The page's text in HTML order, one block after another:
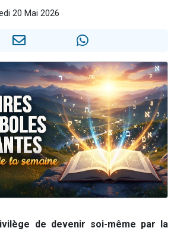
vient de donner son Maasser
13 personnes viennent de demander une bénédiction
3 personnes viennent de nous rejoindre sur WhatsApp
20 Mai 2026
de devenir soi-même par la